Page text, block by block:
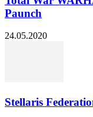
Paunch
24.05.2020
Stellaris